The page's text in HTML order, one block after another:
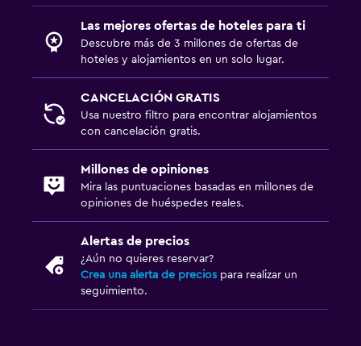
Las mejores ofertas de hoteles para ti
Descubre más de 3 millones de ofertas de
hoteles y alojamientos en un solo lugar.
CANCELACIÓN GRATIS
Usa nuestro filtro para encontrar alojamientos
con cancelación gratis.
Millones de opiniones
Mira las puntuaciones basadas en millones de
opiniones de huéspedes reales.
Alertas de precios
¿Aún no quieres reservar?
Crea una alerta de precios para realizar un
seguimiento.